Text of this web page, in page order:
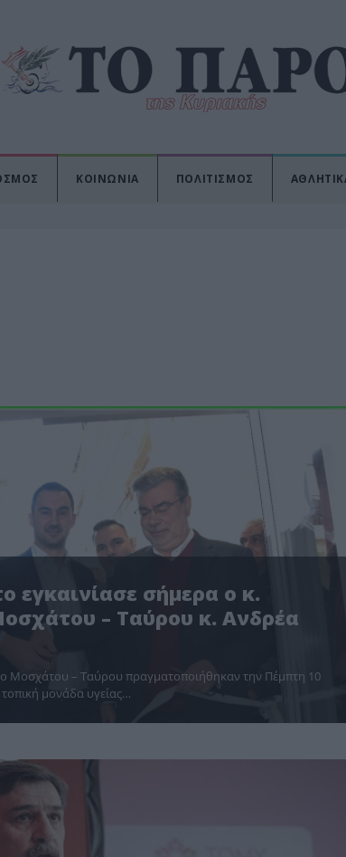
ΚΟΙΝΩΝΙΑ ΠΟΛΙΤΙΣΜΟΣ
σήμερα ο κ.
– Ταύρου κ. Ανδρέα
Μοσχάτου – Ταύρου πραγματοποιήθηκαν την Πέμπτη 10
μονάδα υγείας…